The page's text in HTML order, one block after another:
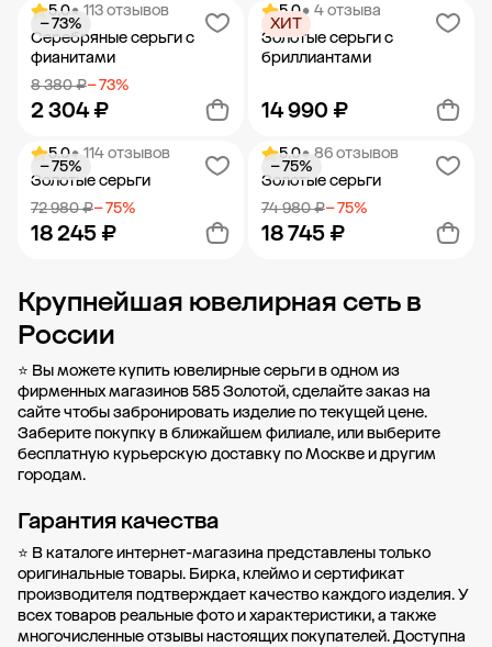
Добавить в корзину Добавить в корзину
5.0• 113 отзывов
Серебряные серьги с
фианитами
8 380 ₽− 73%
2 304 ₽
− 73%
Добавить в корзину
5.0• 4 отзыва
Золотые серьги с
бриллиантами
14 990 ₽
ХИТ
Добавить в корзину
5.0• 114 отзывов
Золотые серьги
72 980 ₽− 75%
18 245 ₽
− 75%
Добавить в корзину
5.0• 86 отзывов
Золотые серьги
74 980 ₽− 75%
18 745 ₽
− 75%
Добавить в корзину
Крупнейшая ювелирная сеть в
России
⭐ Вы можете купить ювелирные серьги в одном из
фирменных магазинов 585 Золотой, сделайте заказ на
сайте чтобы забронировать изделие по текущей цене.
Заберите покупку вближайшем филиале, или выберите
бесплатную курьерскую доставку по Москве и другим
городам.
Гарантия качества
⭐ В каталоге интернет-магазина представлены только
оригинальные товары. Бирка, клеймо и сертификат
производителя подтверждает качество каждого изделия. У
всех товаров реальные фото и характеристики, а также
многочисленные отзывы настоящих покупателей. Доступна